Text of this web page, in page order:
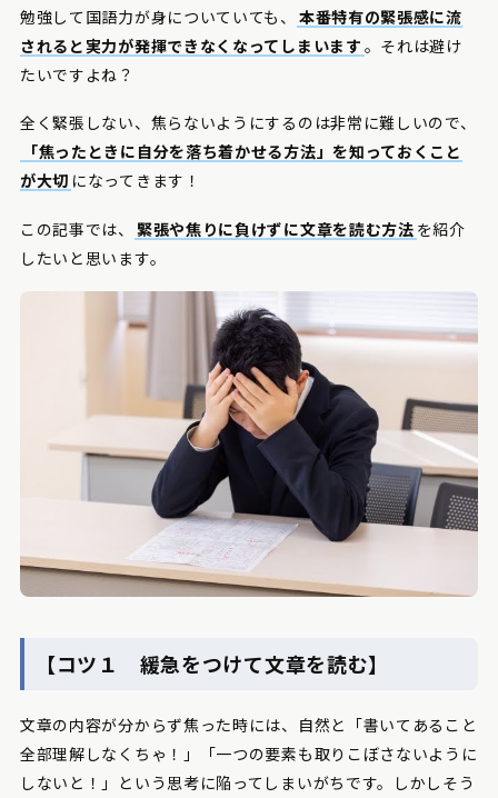
勉強して国語力が身についていても、
本番特有の緊張感に流
されると実力が発揮できなくなってしまいます 。それは避け
たいですよね？
全く緊張しない、焦らないようにするのは非常に難しいので、
「焦ったときに自分を落ち着かせる方法」を知っておくこと
が大切 になってきます！
この記事では、 緊張や焦りに負けずに文章を読む方法 を紹介
したいと思います。
【コツ１ 緩急をつけて文章を読む】
文章の内容が分からず焦った時には、自然と「書いてあること
全部理解しなくちゃ！」「一つの要素も取りこぼさないように
しないと！」という思考に陥ってしまいがちです。しかしそう